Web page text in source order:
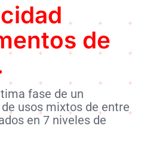
de
fase de un
usos mixtos de entre
en 7 niveles de